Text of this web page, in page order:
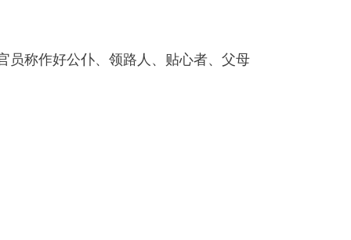
员称作好公仆、领路人、贴心者、父母